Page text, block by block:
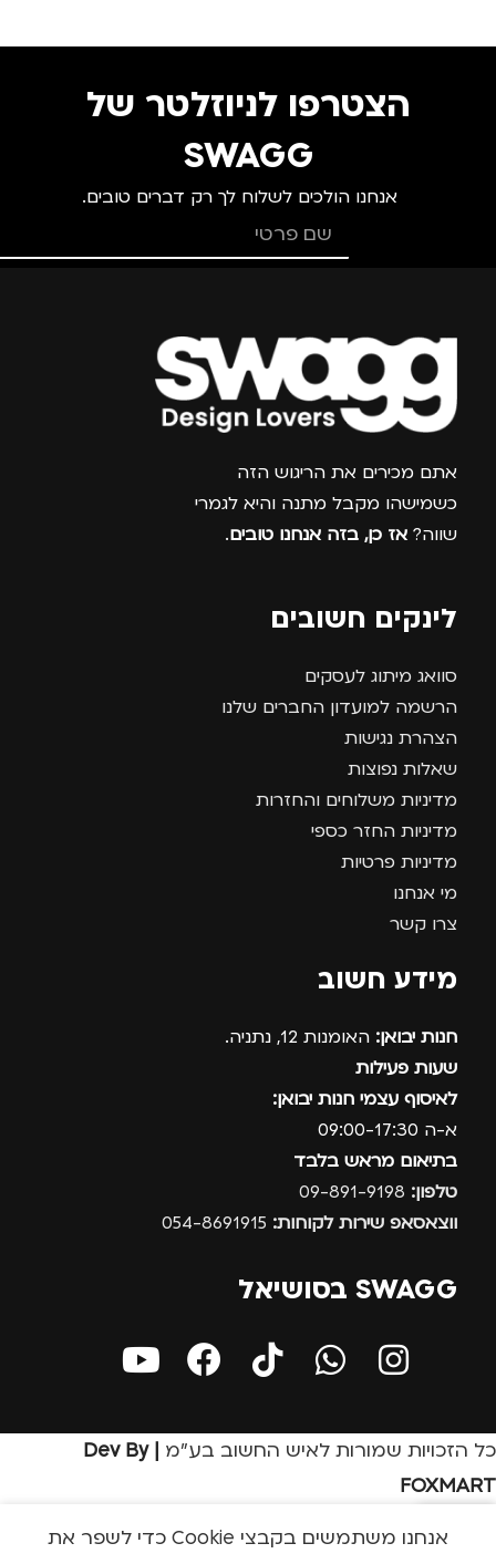
הצטרפו לניוזלטר של
SWAGG
אנחנו הולכים לשלוח לך רק דברים טובים.
צרפו אותי למועדון
אתם מכירים את הריגוש הזה
כשמישהו מקבל מתנה והיא לגמרי
שווה? אז כן, בזה אנחנו טובים.
לינקים חשובים
סוואג מיתוג לעסקים
הרשמה למועדון החברים שלנו
הצהרת נגישות
שאלות נפוצות
מדיניות משלוחים והחזרות
מדיניות החזר כספי
מדיניות פרטיות
מי אנחנו
צרו קשר
מידע חשוב
חנות יבואן: האומנות 12, נתניה.
שעות פעילות
לאיסוף עצמי חנות יבואן:
א-ה 09:00-17:30
בתיאום מראש בלבד
טלפון:
ווצאסאפ שירות לקוחות:
SWAGG בסושיאל
כל הזכויות שמורות לאיש החשוב בע״מ
| Dev By
FOXMART
אנחנו משתמשים בקבצי Cookie כדי לשפר את
שירות לקוחות
חנות